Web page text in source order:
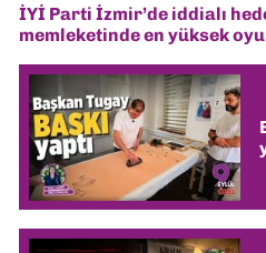
İYİ Parti İzmir’de iddialı
memleketinde en yüksek oyu